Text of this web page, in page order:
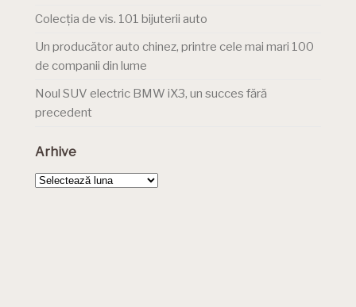
Colecția de vis. 101 bijuterii auto
Un producător auto chinez, printre cele mai mari 100
de companii din lume
Noul SUV electric BMW iX3, un succes fără
precedent
Arhive
Arhive